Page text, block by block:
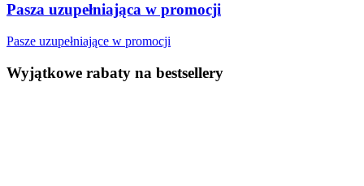
Pasza uzupełniająca w promocji
Pasze uzupełniające w promocji
Wyjątkowe rabaty na bestsellery